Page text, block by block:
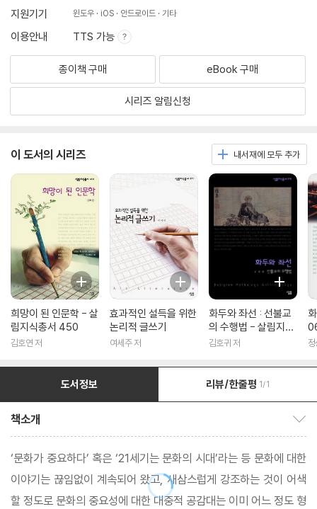
지원기기
윈도우 iOS 안드로이드 기타
이용안내 TTS 가능
종이책 구매 eBook 구매
시리즈 알림신청
이 도서의 시리즈 내서재에 모두 추가
희망이 된 인문학 - 살
림지식총서 450
김호연 저
효과적인 설득을 위한
논리적 글쓰기
여세주 저
화두와 좌선 : 선불교
의 수행법 - 살림지식
총서 316
김호귀 저
도서정보 리뷰/한줄평 1/1
책소개
‘문화가 중요하다’ 혹은 ‘21세기는 문화의 시대’라는 등 문화에 대한
이야기는 끊임없이 계속되어 왔고, 새삼스럽게 강조하는 것이 어색
할 정도로 문화의 중요성에 대한 대중적 공감대는 이미 어느 정도 형